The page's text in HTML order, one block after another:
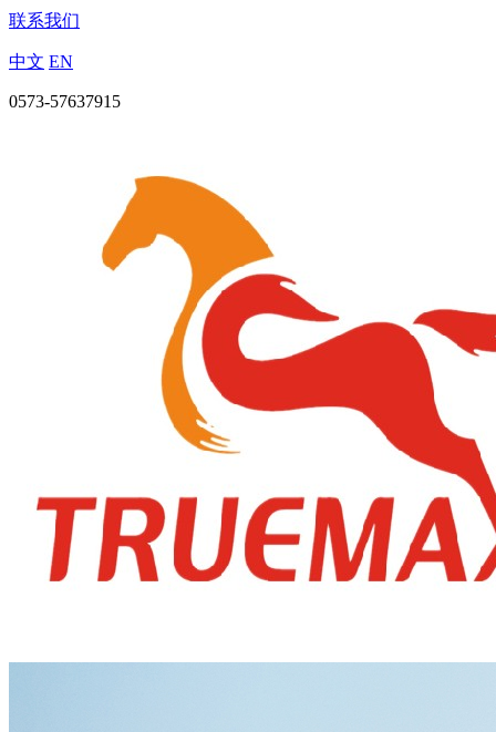
联系我们
中文 EN
0573-57637915